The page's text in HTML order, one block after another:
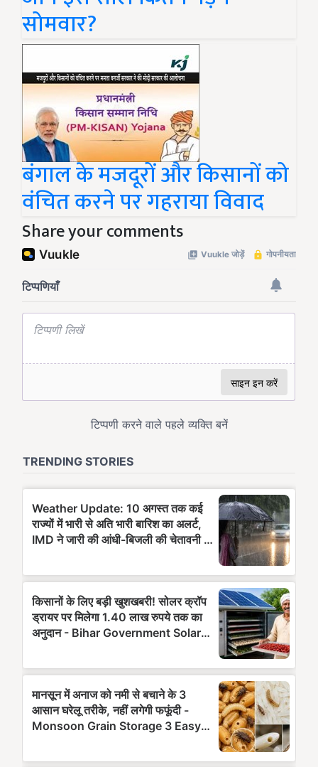
सोमवार?
बंगाल के मजदूरों और किसानों को
वंचित करने पर गहराया विवाद
Share your comments